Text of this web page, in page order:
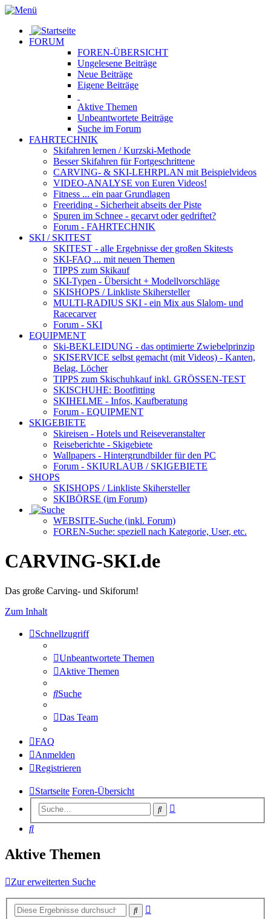
FORUM
FOREN-ÜBERSICHT
Ungelesene Beiträge
Neue Beiträge
Eigene Beiträge
Aktive Themen
Unbeantwortete Beiträge
Suche im Forum
FAHRTECHNIK
Skifahren lernen / Kurzski-Methode
Besser Skifahren für Fortgeschrittene
CARVING- & SKI-LEHRPLAN mit Beispielvideos
VIDEO-ANALYSE von Euren Videos!
Fitness ... ein paar Grundlagen
Freeriding - Sicherheit abseits der Piste
Spuren im Schnee - gecarvt oder gedriftet?
Forum - FAHRTECHNIK
SKI / SKITEST
SKITEST - alle Ergebnisse der großen Skitests
SKI-FAQ ... mit neuen Themen
TIPPS zum Skikauf
SKI-Typen - Übersicht + Modellvorschläge
SKISHOPS / Linkliste Skihersteller
MULTI-RADIUS SKI - ein Mix aus Slalom- und
Racecarver
Forum - SKI
EQUIPMENT
Ski-BEKLEIDUNG - das optimierte Zwiebelprinzip
SKISERVICE selbst gemacht (mit Videos) - Kanten,
Belag, Löcher
TIPPS zum Skischuhkaufinkl. GRÖSSEN-TEST
SKISCHUHE: Bootfitting
SKIHELME - Infos, Kaufberatung
Forum - EQUIPMENT
SKIGEBIETE
Skireisen - Hotels und Reiseveranstalter
Reiseberichte - Skigebiete
Wallpapers - Hintergrundbilder für den PC
Forum - SKIURLAUB / SKIGEBIETE
SHOPS
SKISHOPS / Linkliste Skihersteller
SKIBÖRSE (im Forum)
WEBSITE-Suche (inkl. Forum)
FOREN-Suche: speziell nach Kategorie, User, etc.
CARVING-SKI.de
Das große Carving- und Skiforum!
Zum Inhalt
Schnellzugriff
Unbeantwortete Themen
Aktive Themen
Suche
Das Team
FAQ
Anmelden
Registrieren
Startseite Foren-Übersicht
Suche
Suche
Aktive Themen
Zur erweiterten Suche
Suche